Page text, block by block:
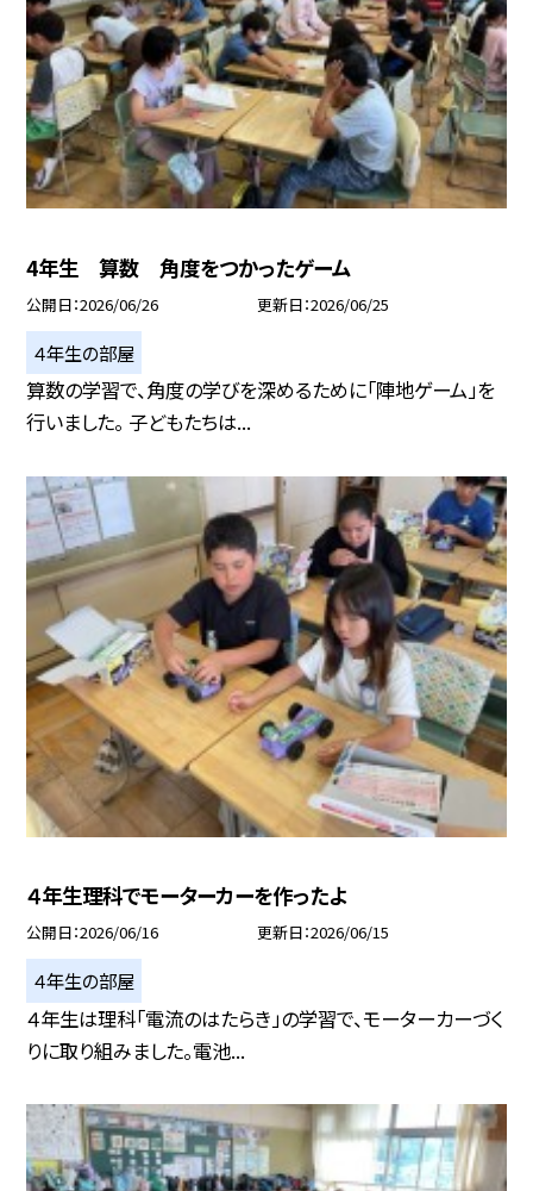
4年生 算数 角度をつかったゲーム
公開日 2026/06/26 更新日 2026/06/25
４年生の部屋
算数の学習で、角度の学びを深めるために「陣地ゲーム」を
行いました。 子どもたちは...
４年生理科でモーターカーを作ったよ
公開日 2026/06/16 更新日 2026/06/15
４年生の部屋
４年生は理科「電流のはたらき」の学習で、モーターカーづく
りに取り組みました。電池...